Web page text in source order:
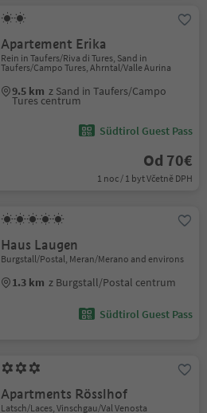
Apartement Erika
Rein in Taufers/Riva di Tures, Sand in
Taufers/Campo Tures, Ahrntal/Valle Aurina
9.5 km z Sand in Taufers/Campo
Tures centrum
Südtirol Guest Pass
Od 70€
1 noc / 1 byt Včetně DPH
Haus Laugen
Burgstall/Postal, Meran/Merano and environs
1.3 km z Burgstall/Postal centrum
Südtirol Guest Pass
Apartments Rösslhof
Latsch/Laces, Vinschgau/Val Venosta